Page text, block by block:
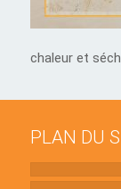
chaleur et
PLAN DU